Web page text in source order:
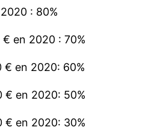
: 80%
en 2020 : 70%
€ en 2020: 60%
€ en 2020: 50%
€ en 2020: 30%